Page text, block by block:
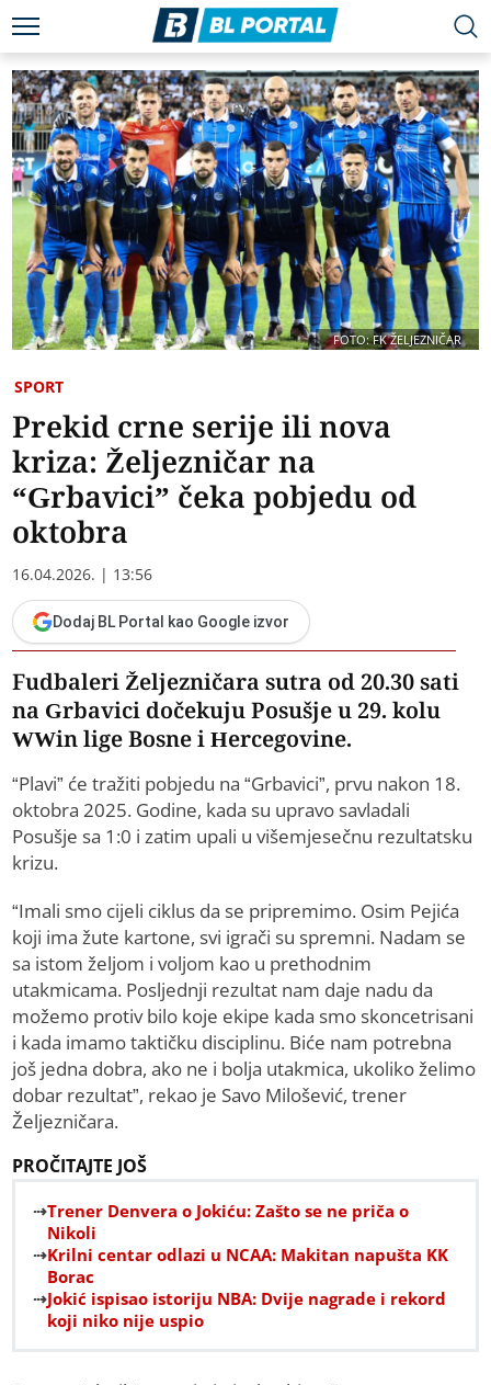
FOTO: FK ŽELJEZNIČAR
SPORT
Prekid crne serije ili nova
kriza: Željezničar na
“Grbavici” čeka pobjedu od
oktobra
16.04.2026. | 13:56
Dodaj BL Portal kao Google izvor
Fudbaleri Željezničara sutra od 20.30 sati
na Grbavici dočekuju Posušje u 29. kolu
WWin lige Bosne i Hercegovine.
“Plavi” će tražiti pobjedu na “Grbavici”, prvu nakon 18.
oktobra 2025. Godine, kada su upravo savladali
Posušje sa 1:0 i zatim upali u višemjesečnu rezultatsku
krizu.
“Imali smo cijeli ciklus da se pripremimo. Osim Pejića
koji ima žute kartone, svi igrači su spremni. Nadam se
sa istom željom i voljom kao u prethodnim
utakmicama. Posljednji rezultat nam daje nadu da
možemo protiv bilo koje ekipe kada smo skoncetrisani
i kada imamo taktičku disciplinu. Biće nam potrebna
još jedna dobra, ako ne i bolja utakmica, ukoliko želimo
dobar rezultat”, rekao je Savo Milošević, trener
Željezničara.
PROČITAJTE JOŠ
Trener Denvera o Jokiću: Zašto se ne priča o
Nikoli
Krilni centar odlazi u NCAA: Makitan napušta KK
Borac
Jokić ispisao istoriju NBA: Dvije nagrade i rekord
koji niko nije uspio